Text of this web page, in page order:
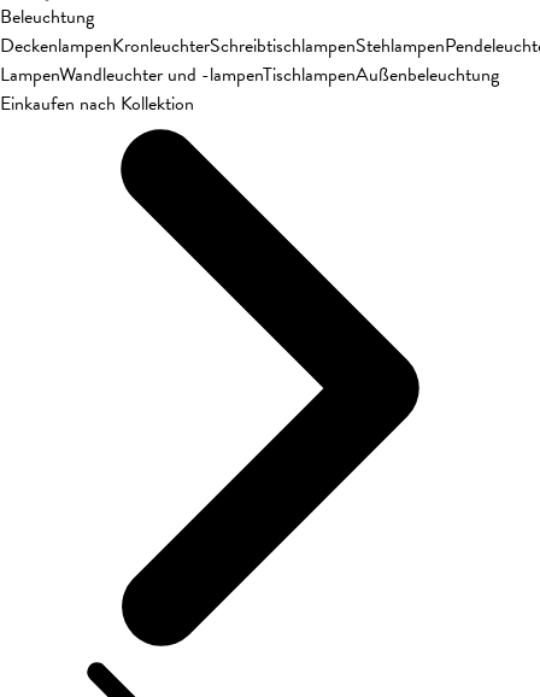
Beleuchtung
DeckenlampenKronleuchterSchreibtischlampenStehlampen
LampenWandleuchter und -lampenTischlampenAußenbeleuchtung
Einkaufen nach Kollektion